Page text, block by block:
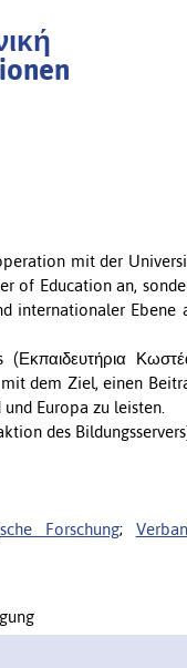
mit der
of Education an,
internationaler Ebene
dem Ziel, einen
Europa zu leisten.
des
Forschung;